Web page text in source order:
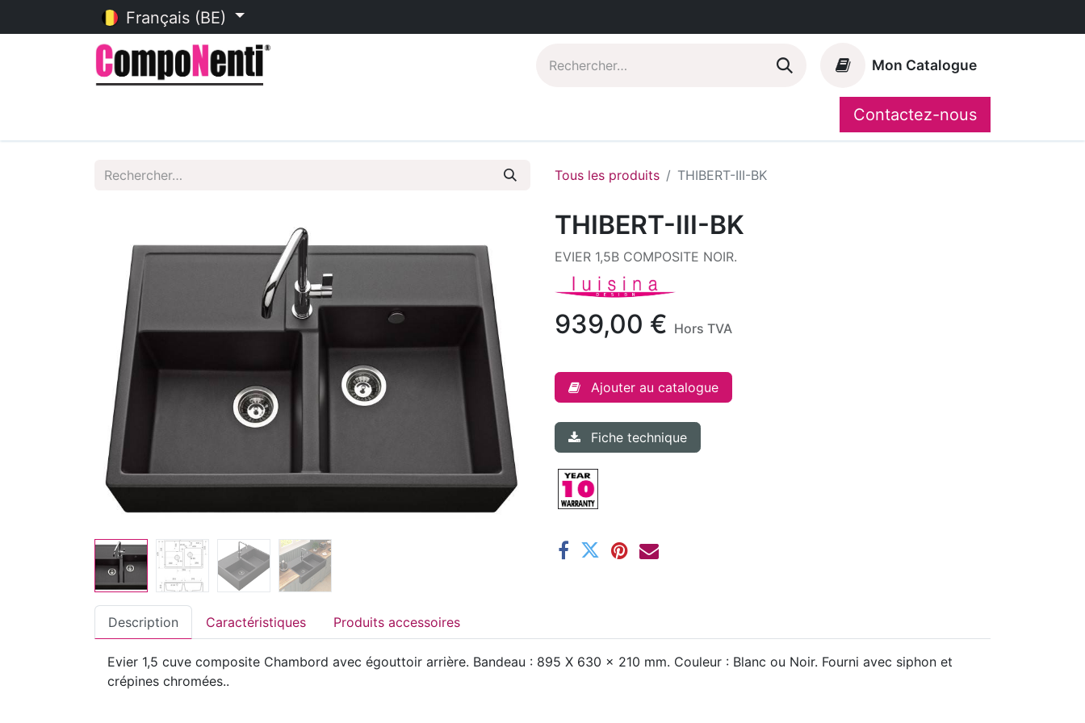
Français (BE)
Mon Catalogue
CompoShop
Contactez-nous
Tous les produits THIBERT-III-BK
THIBERT-III-BK
EVIER 1,5B COMPOSITE NOIR.
939,00 € Hors TVA
Ajouter au catalogue
Fiche technique
Description Caractéristiques Produits accessoires
Evier 1,5 cuve composite Chambord avec égouttoir arrière. Bandeau : 895 X 630 x 210 mm. Couleur : Blanc ou Noir. Fourni avec siphon et
crépines chromées..